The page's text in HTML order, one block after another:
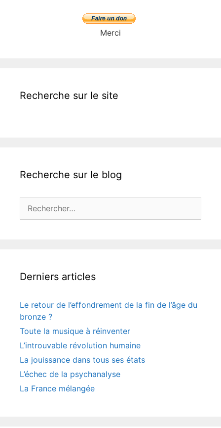
Merci
Recherche sur le site
Recherche sur le blog
Derniers articles
Le retour de l’effondrement de la fin de l’âge du
bronze ?
Toute la musique à réinventer
L’introuvable révolution humaine
La jouissance dans tous ses états
L’échec de la psychanalyse
La France mélangée